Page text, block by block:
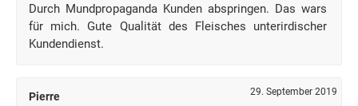
Durch Mundpropaganda Kunden abspringen. Das wars
für mich. Gute Qualität des Fleisches unterirdischer
Kundendienst.
Pierre 29. September 2019